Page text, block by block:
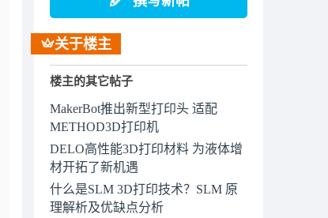
关于楼主
楼主的其它帖子
MakerBot推出新型打印头 适配
METHOD3D打印机
DELO高性能3D打印材料 为液体增
材开拓了新机遇
什么是SLM 3D打印技术？SLM 原
理解析及优缺点分析